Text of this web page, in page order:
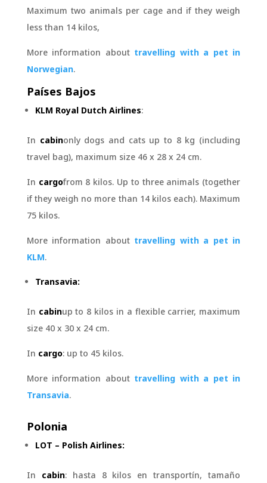
Maximum two animals per cage and if they weigh
less than 14 kilos,
More information about travelling with a pet in
Norwegian.
Países Bajos
KLM Royal Dutch Airlines:
In cabinonly dogs and cats up to 8 kg (including
travel bag), maximum size 46 x 28 x 24 cm.
In cargofrom 8 kilos. Up to three animals (together
if they weigh no more than 14 kilos each). Maximum
75 kilos.
More information about travelling with a pet in
KLM.
Transavia:
In cabinup to 8 kilos in a flexible carrier, maximum
size 40 x 30 x 24 cm.
In cargo: up to 45 kilos.
More information about travelling with a pet in
Transavia.
Polonia
LOT – Polish Airlines:
In cabin: hasta 8 kilos en transportín, tamaño